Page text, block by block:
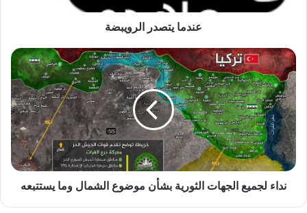
عندما يتصدر الرويبضة
نداء
لجميع
الجهات
الثورية
بشأن
موضوع
الشمال
وما
يستتبعه
نداء لجميع الجهات الثورية بشأن موضوع الشمال وما يستتبعه